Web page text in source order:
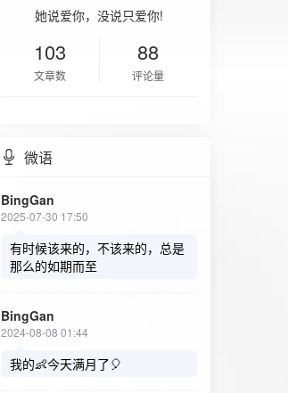
她说爱你，没说只爱你!
103
文章数
88
评论量
微语
BingGan
2025-07-30 17:50
有时候该来的，不该来的，总是
那么的如期而至
BingGan
2024-08-08 01:44
我的👶今天满月了🎈